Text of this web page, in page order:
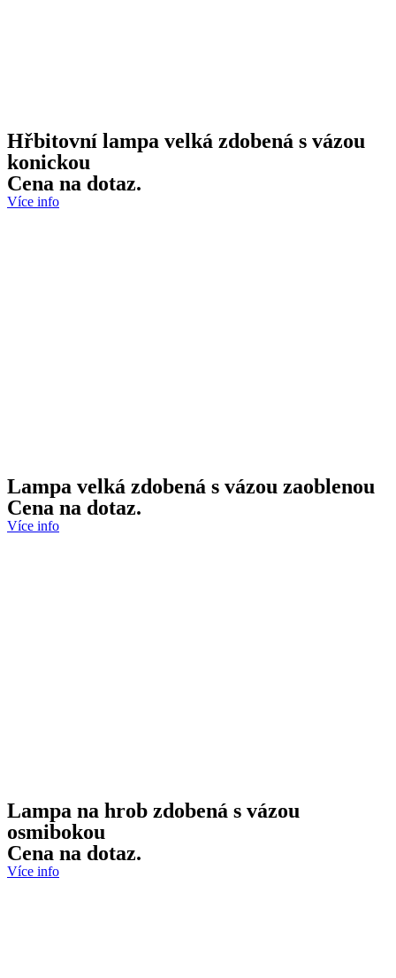
Hřbitovní lampa velká zdobená s vázou
konickou
Cena na dotaz.
Více info
Lampa velká zdobená s vázou zaoblenou
Cena na dotaz.
Více info
Lampa na hrob zdobená s vázou
osmibokou
Cena na dotaz.
Více info